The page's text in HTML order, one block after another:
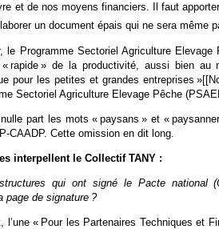
et de nos moyens financiers. Il faut
un document épais qui ne sera même
le Programme Sectoriel Agriculture Elevage
rapide » de la productivité, aussi bien au
pour les petites et grandes entreprises
Sectoriel Agriculture Elevage Pêche
part les mots « paysans » et «
CAADP. Cette omission en dit long.
interpellent le Collectif TANY :
qui ont signé le Pacte national
page de signature ?
l’une « Pour les Partenaires Techniques et